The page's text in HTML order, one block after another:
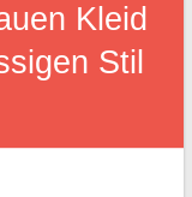
Kleid
Stil